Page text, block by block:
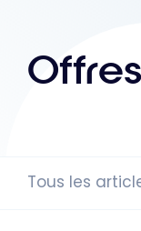
Tous les